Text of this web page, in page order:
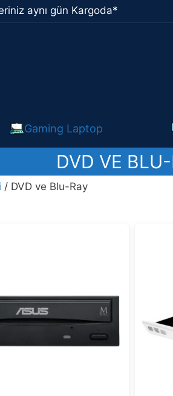
aynı gün Kargoda*
Gaming Laptop
DVD VE
/ DVD ve Blu-Ray